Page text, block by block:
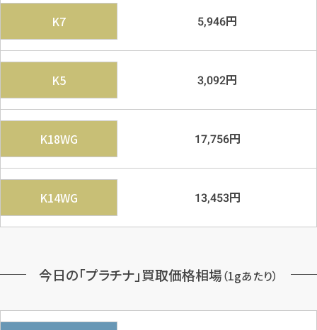
K7 5,946円
K5 3,092円
K18WG 17,756円
K14WG 13,453円
今日の「プラチナ」買取価格相場（1gあたり）